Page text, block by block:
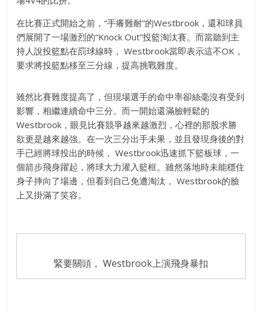
在比賽正式開始之前，“手癢難耐”的Westbrook ，還和球員
們展開了一場激烈的“Knock Out”投籃淘汰賽。而當聽到主
持人說投籃點在罰球線時， Westbrook當即表示這不OK ，
要求將投籃點移至三分線，提高挑戰難度。
雖然比賽難度提高了，但現場選手的命中率卻絲毫沒有受到
影響，相繼連續命中三分。而一開始還滿臉輕鬆的
Westbrook ， 眼見比賽競爭越來越激烈，心裡的那股求勝
欲更是越來越強。在一次三分出手未果，並且發現身後的對
手已經將球投出的時候， Westbrook迅速抓下籃板球，一
個箭步飛身躍起，將球大力灌入籃框。雖然落地時未能穩住
身子摔向了場邊，但看到自己免遭淘汰， Westbrook的臉
上又掛滿了笑容。
緊要關頭， Westbrook上演飛身暴扣